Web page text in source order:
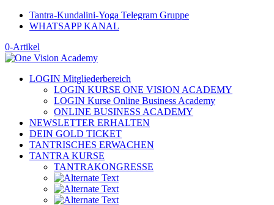
Tantra-Kundalini-Yoga Telegram Gruppe
WHATSAPP KANAL
0-Artikel
LOGIN Mitgliederbereich
LOGIN KURSE ONE VISION ACADEMY
LOGIN Kurse Online Business Academy
ONLINE BUSINESS ACADEMY
NEWSLETTER ERHALTEN
DEIN GOLD TICKET
TANTRISCHES ERWACHEN
TANTRA KURSE
TANTRAKONGRESSE